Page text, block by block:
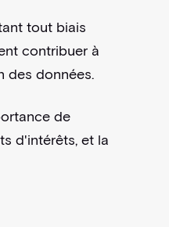
tout biais
contribuer à
des données.
de
d'intérêts, et la